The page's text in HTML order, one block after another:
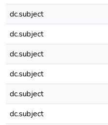
dc.subject
dc.subject
dc.subject
dc.subject
dc.subject
dc.subject